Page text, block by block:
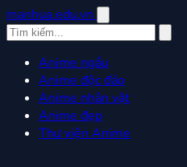
manhua.edu.vn
Anime ngầu
Anime độc đáo
Anime nhân vật
Anime đẹp
Thư viện Anime